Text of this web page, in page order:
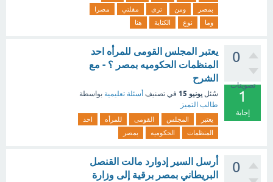
بمصر
ومن ترى مقلتي
مصرا
وما
نوع الكناية هنا
0
تصويتات
1
إجابة
يعتبر المجلس القومى للمرأه احد
المنظمات الحكوميه بمصر ؟ - مع
الشرح
سُئل يونيو 15 في تصنيف أسئلة تعليمية بواسطة
طالب التميز
يعتبر المجلس القومى للمرأه
احد
المنظمات
الحكوميه بمصر
0
أرسل السير إدوارد مالت القنصل
البريطاني بمصر برقية إلى وزارة